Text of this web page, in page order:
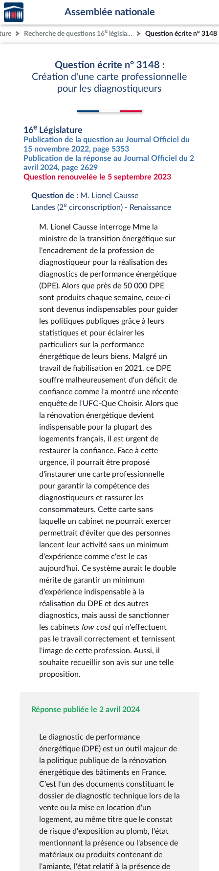
Aller au contenu
Aller en bas de la page
Accèder
à la
page
d'accueil
Assemblée nationale
Recherche de questions 16e législature Question écrite n° 3148
Question écrite n° 3148 :
Création d'une carte professionnelle
pour les diagnostiqueurs
16e Législature
Publication de la question au Journal Officiel du
15 novembre 2022, page 5353
Publication de la réponse au Journal Officiel du 2
avril 2024, page 2629
Question renouvelée le 5 septembre 2023
Question de : M. Lionel Causse
Landes (2e circonscription) - Renaissance
M. Lionel Causse interroge Mme la
ministre de la transition énergétique sur
l'encadrement de la profession de
diagnostiqueur pour la réalisation des
diagnostics de performance énergétique
(DPE). Alors que près de 50 000 DPE
sont produits chaque semaine, ceux-ci
sont devenus indispensables pour guider
les politiques publiques grâce à leurs
statistiques et pour éclairer les
particuliers sur la performance
énergétique de leurs biens. Malgré un
travail de fiabilisation en 2021, ce DPE
souffre malheureusement d'un déficit de
confiance comme l'a montré une récente
enquête de l'UFC-Que Choisir. Alors que
la rénovation énergétique devient
indispensable pour la plupart des
logements français, il est urgent de
restaurer la confiance. Face à cette
urgence, il pourrait être proposé
d'instaurer une carte professionnelle
pour garantir la compétence des
diagnostiqueurs et rassurer les
consommateurs. Cette carte sans
laquelle un cabinet ne pourrait exercer
permettrait d'éviter que des personnes
lancent leur activité sans un minimum
d'expérience comme c'est le cas
aujourd'hui. Ce système aurait le double
mérite de garantir un minimum
d'expérience indispensable à la
réalisation du DPE et des autres
diagnostics, mais aussi de sanctionner
les cabinets low costqui n'effectuent
pas le travail correctement et ternissent
l'image de cette profession. Aussi, il
souhaite recueillir son avis sur une telle
proposition.
Réponse publiée le 2 avril 2024
Le diagnostic de performance
énergétique (DPE) est un outil majeur de
la politique publique de la rénovation
énergétique des bâtiments en France.
C'est l'un des documents constituant le
dossier de diagnostic technique lors de la
vente ou la mise en location d'un
logement, au même titre que le constat
de risque d'exposition au plomb, l'état
mentionnant la présence ou l'absence de
matériaux ou produits contenant de
l'amiante, l'état relatif à la présence de